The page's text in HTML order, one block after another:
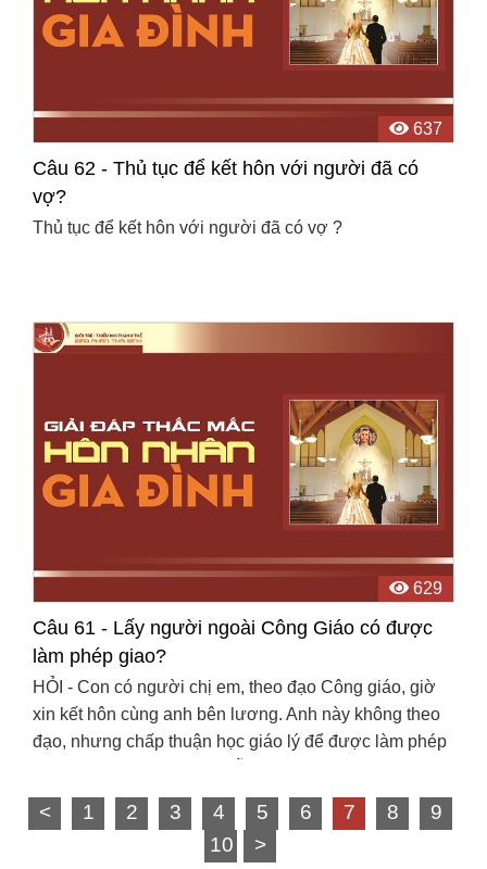
637
Câu 62 - Thủ tục để kết hôn với người đã có
vợ?
Thủ tục để kết hôn với người đã có vợ ?
629
Câu 61 - Lấy người ngoài Công Giáo có được
làm phép giao?
HỎI - Con có người chị em, theo đạo Công giáo, giờ
xin kết hôn cùng anh bên lương. Anh này không theo
đạo, nhưng chấp thuận học giáo lý để được làm phép
< 1 2 3 4 5 6 7 8
9
10
>